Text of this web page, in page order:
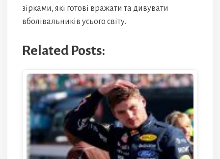
зірками, які готові вражати та дивувати
вболівальників усього світу.
Related Posts: